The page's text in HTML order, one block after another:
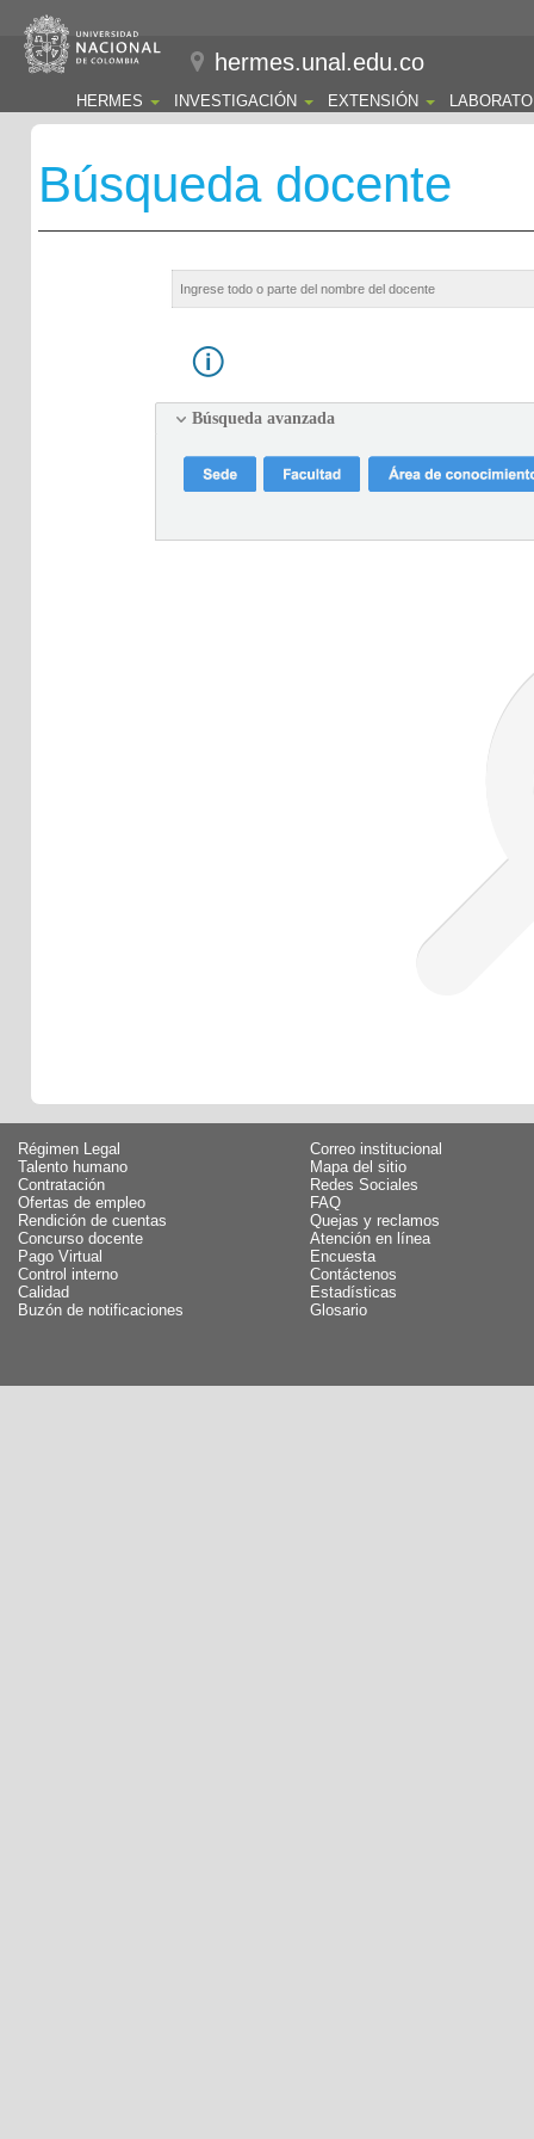
hermes.unal.edu.co
HERMES INVESTIGACIÓN EXTENSIÓN
Búsqueda docente
Búsqueda avanzada
Régimen Legal
Talento humano
Contratación
Ofertas de empleo
Rendición de cuentas
Concurso docente
Pago Virtual
Control interno
Calidad
Buzón de notificaciones
Correo institucional
Mapa del sitio
Redes Sociales
FAQ
Quejas y reclamos
Atención en línea
Encuesta
Contáctenos
Estadísticas
Glosario